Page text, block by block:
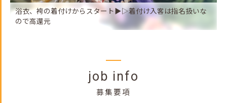
浴衣、袴の着付けからスタート▶▷着付け入客は指名扱いな
ので高還元
募集要項
job info